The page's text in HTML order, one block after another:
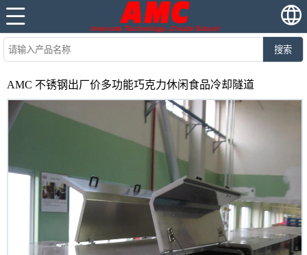
搜索
AMC 不锈钢出厂价多功能巧克力休闲食品冷却隧道